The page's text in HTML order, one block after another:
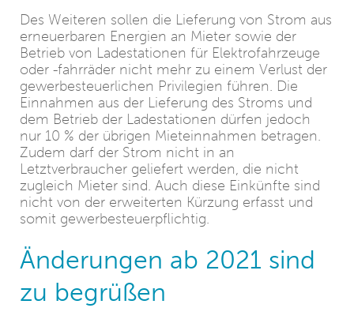
Des Weiteren sollen die Lieferung von Strom aus
erneuerbaren Energien an Mieter sowie der
Betrieb von Ladestationen für Elektrofahrzeuge
oder -fahrräder nicht mehr zu einem Verlust der
gewerbesteuerlichen Privilegien führen. Die
Einnahmen aus der Lieferung des Stroms und
dem Betrieb der Ladestationen dürfen jedoch
nur 10 % der übrigen Mieteinnahmen betragen.
Zudem darf der Strom nicht in an
Letztverbraucher geliefert werden, die nicht
zugleich Mieter sind. Auch diese Einkünfte sind
nicht von der erweiterten Kürzung erfasst und
somit gewerbesteuerpflichtig.
Änderungen ab 2021 sind
zu begrüßen